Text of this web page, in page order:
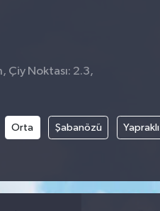
Çiy Noktası: 2.3,
Orta Şabanözü Yapraklı